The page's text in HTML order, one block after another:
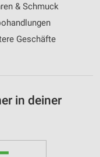
& Schmuck
Geschäfte
in deiner